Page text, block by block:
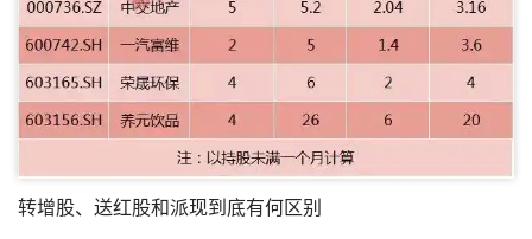
转增股、送红股和派现到底有何区别